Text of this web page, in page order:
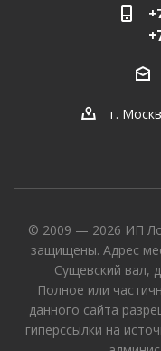
г.
© 2009 — 2026 ИП
защищены. Адрес
Сущевский вал,
Полное или
данного сайта
гиперссылки на